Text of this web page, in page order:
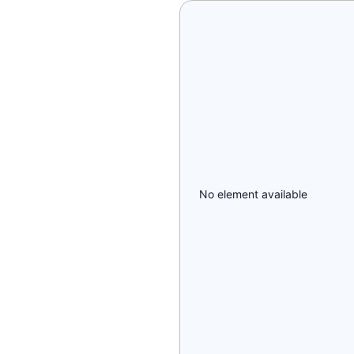
No element available